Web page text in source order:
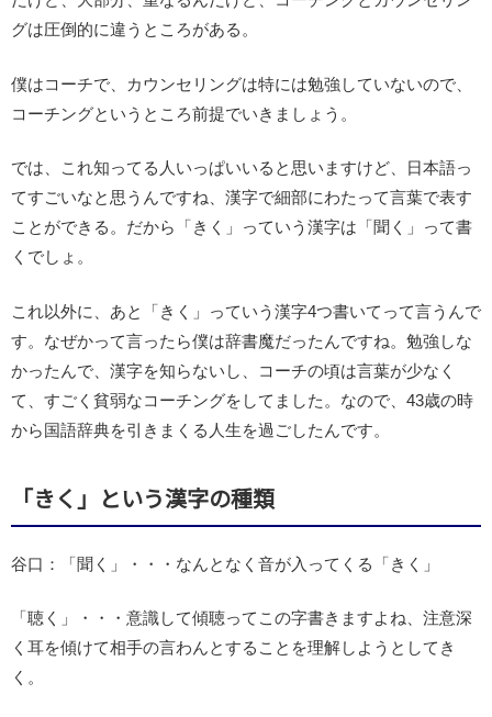
グは圧倒的に違うところがある。
僕はコーチで、カウンセリングは特には勉強していないので、
コーチングというところ前提でいきましょう。
では、これ知ってる人いっぱいいると思いますけど、日本語っ
てすごいなと思うんですね、漢字で細部にわたって言葉で表す
ことができる。だから「きく」っていう漢字は「聞く」って書
くでしょ。
これ以外に、あと「きく」っていう漢字4つ書いてって言うんで
す。なぜかって言ったら僕は辞書魔だったんですね。勉強しな
かったんで、漢字を知らないし、コーチの頃は言葉が少なく
て、すごく貧弱なコーチングをしてました。なので、43歳の時
から国語辞典を引きまくる人生を過ごしたんです。
「きく」という漢字の種類
谷口：「聞く」・・・なんとなく音が入ってくる「きく」
「聴く」・・・意識して傾聴ってこの字書きますよね、注意深
く耳を傾けて相手の言わんとすることを理解しようとしてき
く。